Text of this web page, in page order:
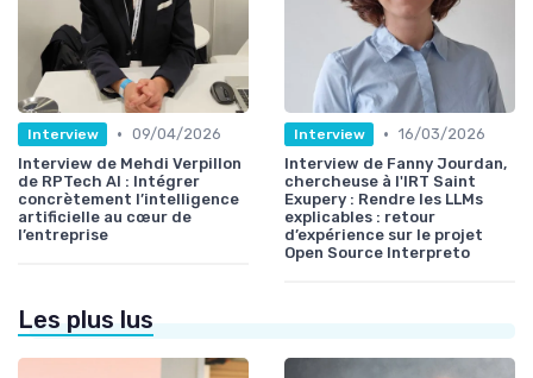
Interview • 09/04/2026
Interview de Mehdi Verpillon
de RPTech AI : Intégrer
concrètement l’intelligence
artificielle au cœur de
l’entreprise
Interview • 16/03/2026
Interview de Fanny Jourdan,
chercheuse à l'IRT Saint
Exupery : Rendre les LLMs
explicables : retour
d’expérience sur le projet
Open Source Interpreto
Les plus lus